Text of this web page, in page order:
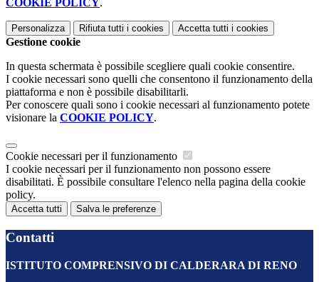
COOKIE POLICY.
Personalizza Rifiuta tutti i cookies Accetta tutti i cookies
Gestione cookie
In questa schermata è possibile scegliere quali cookie consentire.
I cookie necessari sono quelli che consentono il funzionamento della
piattaforma e non è possibile disabilitarli.
Per conoscere quali sono i cookie necessari al funzionamento potete
visionare la COOKIE POLICY.
Cookie necessari per il funzionamento
I cookie necessari per il funzionamento non possono essere
disabilitati. È possibile consultare l'elenco nella pagina della cookie
policy.
Accetta tutti Salva le preferenze
Contatti
ISTITUTO COMPRENSIVO DI CALDERARA DI RENO